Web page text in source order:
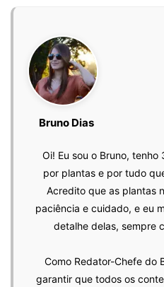
Bruno Dias
Oi! Eu sou o Bruno,
por plantas e por tudo
Acredito que as plantas
paciência e cuidado, e eu
detalhe delas, sempre
Como Redator-Chefe do
garantir que todos os